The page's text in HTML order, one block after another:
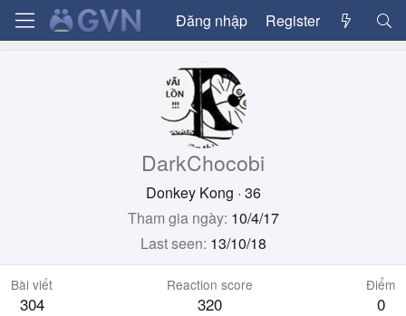
Đăng nhập Register
DarkChocobi
Donkey Kong · 36
Tham gia ngày 10/4/17
Last seen 13/10/18
Bài viết
304
Reaction score
320
Điểm
0